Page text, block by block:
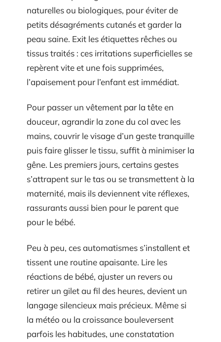
naturelles ou biologiques, pour éviter de
petits désagréments cutanés et garder la
peau saine. Exit les étiquettes rêches ou
tissus traités : ces irritations superficielles se
repèrent vite et une fois supprimées,
l’apaisement pour l’enfant est immédiat.
Pour passer un vêtement par la tête en
douceur, agrandir la zone du col avec les
mains, couvrir le visage d’un geste tranquille
puis faire glisser le tissu, suffit à minimiser la
gêne. Les premiers jours, certains gestes
s’attrapent sur le tas ou se transmettent à la
maternité, mais ils deviennent vite réflexes,
rassurants aussi bien pour le parent que
pour le bébé.
Peu à peu, ces automatismes s’installent et
tissent une routine apaisante. Lire les
réactions de bébé, ajuster un revers ou
retirer un gilet au fil des heures, devient un
langage silencieux mais précieux. Même si
la météo ou la croissance bouleversent
parfois les habitudes, une constatation